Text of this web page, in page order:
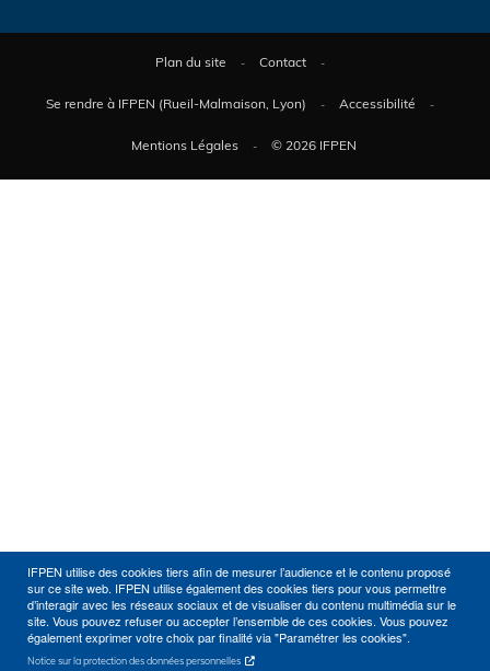
IFPEN utilise des cookies tiers afin de mesurer l’audience et le contenu proposé
sur ce site web. IFPEN utilise également des cookies tiers pour vous permettre
d’interagir avec les réseaux sociaux et de visualiser du contenu multimédia sur le
site. Vous pouvez refuser ou accepter l’ensemble de ces cookies. Vous pouvez
également exprimer votre choix par finalité via "Paramétrer les cookies".
Notice sur la protection des données personnelles
Plan du site Contact
Se rendre à IFPEN (Rueil-Malmaison, Lyon) Accessibilité
Mentions Légales © 2026 IFPEN